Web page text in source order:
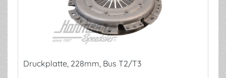
Druckplatte, 228mm, Bus T2/T3